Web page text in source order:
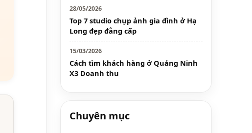
28/05/2026
Top 7 studio chụp ảnh gia đình ở Hạ
Long đẹp đẳng cấp
15/03/2026
Cách tìm khách hàng ở Quảng Ninh
X3 Doanh thu
Chuyên mục